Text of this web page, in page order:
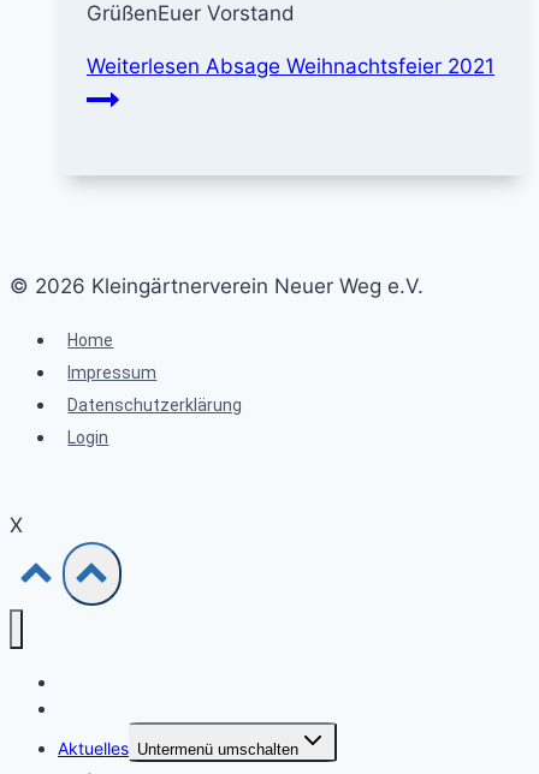
GrüßenEuer Vorstand
Weiterlesen Absage Weihnachtsfeier 2021
© 2026 Kleingärtnerverein Neuer Weg e.V.
Home
Impressum
Datenschutzerklärung
Login
X
Aktuelles Untermenü umschalten